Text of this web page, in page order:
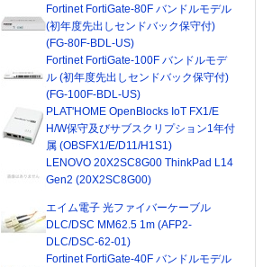
Fortinet FortiGate-80F バンドルモデル
(初年度先出しセンドバック保守付)
(FG-80F-BDL-US)
Fortinet FortiGate-100F バンドルモデ
ル (初年度先出しセンドバック保守付)
(FG-100F-BDL-US)
PLAT'HOME OpenBlocks IoT FX1/E
H/W保守及びサブスクリプション1年付
属 (OBSFX1/E/D11/H1S1)
LENOVO 20X2SC8G00 ThinkPad L14
Gen2 (20X2SC8G00)
エイム電子 光ファイバーケーブル
DLC/DSC MM62.5 1m (AFP2-
DLC/DSC-62-01)
Fortinet FortiGate-40F バンドルモデル